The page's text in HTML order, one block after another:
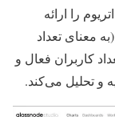
را ارائه
معنای تعداد
کاربران فعال و
و تحلیل می‌کند.